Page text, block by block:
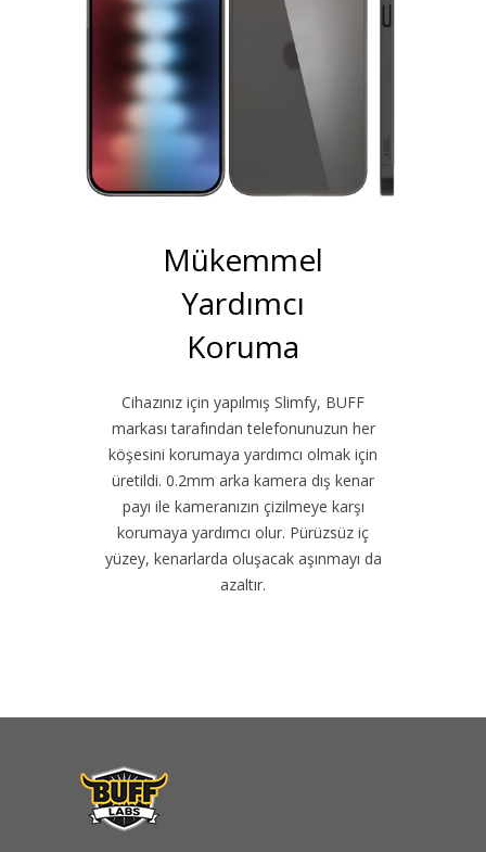
Mükemmel
Yardımcı
Koruma
Cihazınız için yapılmış Slimfy, BUFF
markası tarafından telefonunuzun her
köşesini korumaya yardımcı olmak için
üretildi. 0.2mm arka kamera dış kenar
payı ile kameranızın çizilmeye karşı
korumaya yardımcı olur. Pürüzsüz iç
yüzey, kenarlarda oluşacak aşınmayı da
azaltır.